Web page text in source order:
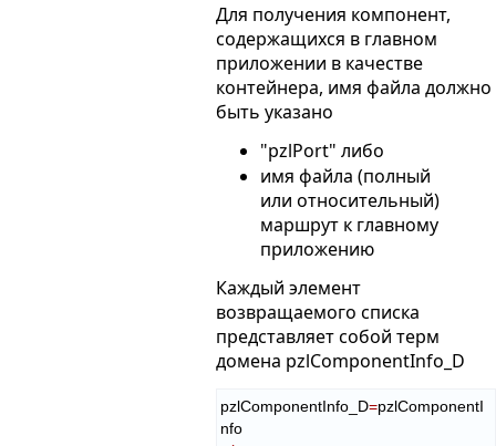
Для получения компонент,
содержащихся в главном
приложении в качестве
контейнера, имя файла должно
быть указано
"pzlPort" либо
имя файла (полный
или относительный)
маршрут к главному
приложению
Каждый элемент
возвращаемого списка
представляет собой терм
домена pzlComponentInfo_D
pzlComponentInfo_D=pzlComponentI
nfo